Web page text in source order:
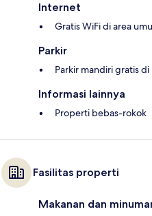
Internet
Gratis WiFi di area
Parkir
Parkir mandiri gratis
Informasi lainnya
Properti bebas-rokok
Fasilitas properti
Makanan dan